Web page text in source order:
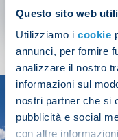
Questo sito web
Utilizziamo i cookie
annunci, per fornire
analizzare il nostro
informazioni sul
nostri partner che si
pubblicità e social
con altre
SHOP NOW
SEASON
2025/26